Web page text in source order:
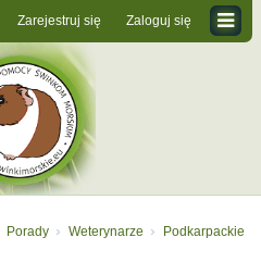
Zaloguj się
Zarejestruj się
Porady Weterynarze Podkarpackie